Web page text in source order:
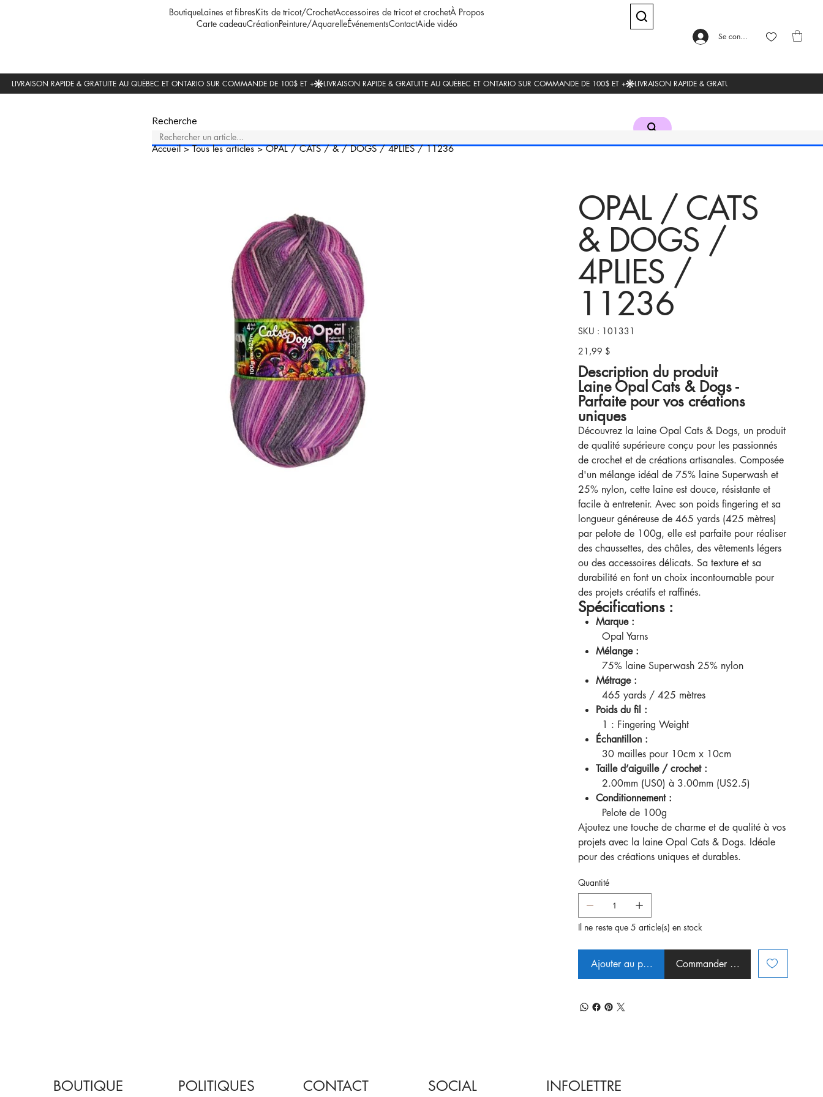
BoutiqueLaines et fibresKits de tricot/CrochetAccessoires de tricot et crochetÀ Propos
Carte cadeauCréationPeinture/AquarelleÉvénementsContactAide vidéo
Se connecter
Recherche
Accueil>Tous les articles>OPAL / CATS / & / DOGS / 4PLIES / 11236
OPAL / CATS
& DOGS /
4PLIES /
11236
SKU :
SKU
101331
101331
Prix
21,99 $
Description du produit
Laine Opal Cats & Dogs -
Parfaite pour vos créations
uniques
Découvrez la laine Opal Cats & Dogs, un produit
de qualité supérieure conçu pour les passionnés
de crochet et de créations artisanales. Composée
d'un mélange idéal de 75% laine Superwash et
25% nylon, cette laine est douce, résistante et
facile à entretenir. Avec son poids fingering et sa
longueur généreuse de 465 yards (425 mètres)
par pelote de 100g, elle est parfaite pour réaliser
des chaussettes, des châles, des vêtements légers
ou des accessoires délicats. Sa texture et sa
durabilité en font un choix incontournable pour
des projets créatifs et raffinés.
Spécifications :
Marque :
Opal Yarns
Mélange :
75% laine Superwash 25% nylon
Métrage :
465 yards / 425 mètres
Poids du fil :
1 : Fingering Weight
Échantillon :
30 mailles pour 10cm x 10cm
Taille d’aiguille / crochet :
2.00mm (US0) à 3.00mm (US2.5)
Conditionnement :
Pelote de 100g
Ajoutez une touche de charme et de qualité à vos
projets avec la laine Opal Cats & Dogs. Idéale
pour des créations uniques et durables.
Quantité
Il ne reste que 5 article(s) en stock
Ajouter au panier Commander et payer
BOUTIQUE POLITIQUES CONTACT SOCIAL INFOLETTRE